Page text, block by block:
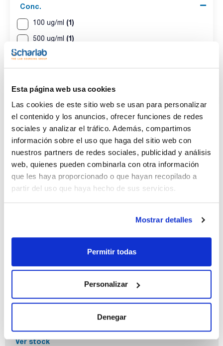
Esta página web usa cookies
Las cookies de este sitio web se usan para personalizar
el contenido y los anuncios, ofrecer funciones de redes
sociales y analizar el tráfico. Además, compartimos
información sobre el uso que haga del sitio web con
nuestros partners de redes sociales, publicidad y análisis
web, quienes pueden combinarla con otra información
que les haya proporcionado o que hayan recopilado a
partir del uso que haya hecho de sus servicios.
Mostrar detalles
Permitir todas
Personalizar
Denegar
Conc.
100 ug/ml (1)
500 ug/ml (1)
Disolvente
Iso-octane Ampoule
Volumen
1 mL
Conc.
100 ug/ml
CAS
[41464-51-1]
Referencia
Envase
Precio
Iso-octane
Envase
CAS
[41464-51-1]
x1mL
Disponibilidad
Ver stock